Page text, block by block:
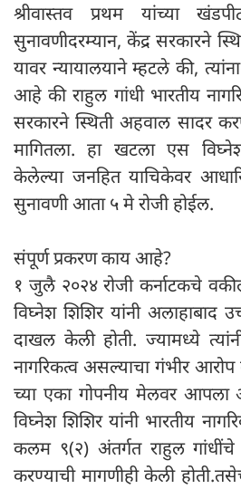
श्रीवास्तव प्रथम यांच्या
सुनावणीदरम्यान, केंद्र सरकारने
यावर न्यायालयाने म्हटले की,
आहे की राहुल गांधी भारतीय
सरकारने स्थिती अहवाल सादर
मागितला. हा खटला एस
केलेल्या जनहित याचिकेवर
सुनावणी आता ५ मे रोजी होईल.
संपूर्ण प्रकरण काय आहे?
१ जुलै २०२४ रोजी कर्नाटकचे
विघ्नेश शिशिर यांनी अलाहाबाद
दाखल केली होती. ज्यामध्ये
नागरिकत्व असल्याचा गंभीर आरोप
च्या एका गोपनीय मेलवर आपला
विघ्नेश शिशिर यांनी भारतीय
कलम ९(२) अंतर्गत राहुल गांधींचे
करण्याची मागणीही केली